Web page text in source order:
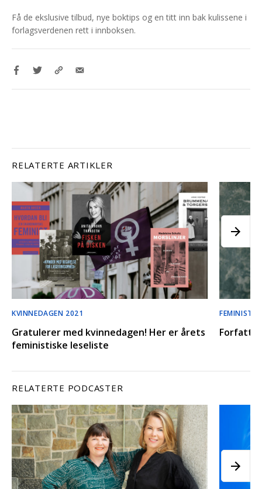
Få de ekslusive tilbud, nye boktips og en titt inn bak kulissene i
forlagsverdenen rett i innboksen.
RELATERTE ARTIKLER
KVINNEDAGEN 2021
Gratulerer med kvinnedagen! Her er årets
feministiske leseliste
RELATERTE PODCASTER